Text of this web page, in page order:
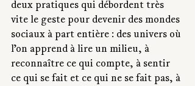
deux pratiques qui débordent très
vite le geste pour devenir des mondes
sociaux à part entière : des univers où
l’on apprend à lire un milieu, à
reconnaître ce qui compte, à sentir
ce qui se fait et ce qui ne se fait pas, à